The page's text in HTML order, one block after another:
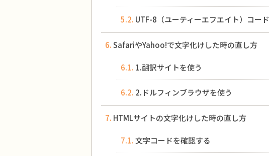
UTF-8（ユーティーエフエイト）コード
SafariやYahoo!で文字化けした時の直し方
1.翻訳サイトを使う
2.ドルフィンブラウザを使う
HTMLサイトの文字化けした時の直し方
文字コードを確認する